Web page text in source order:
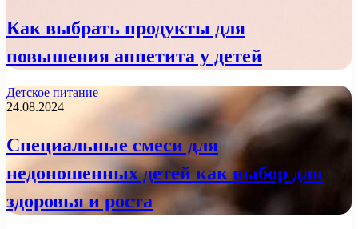
Как выбрать продукты для
повышения аппетита у детей
Детское питание
24.08.2024
Специальные смеси для
недоношенных детей как выбор для
здоровья и роста